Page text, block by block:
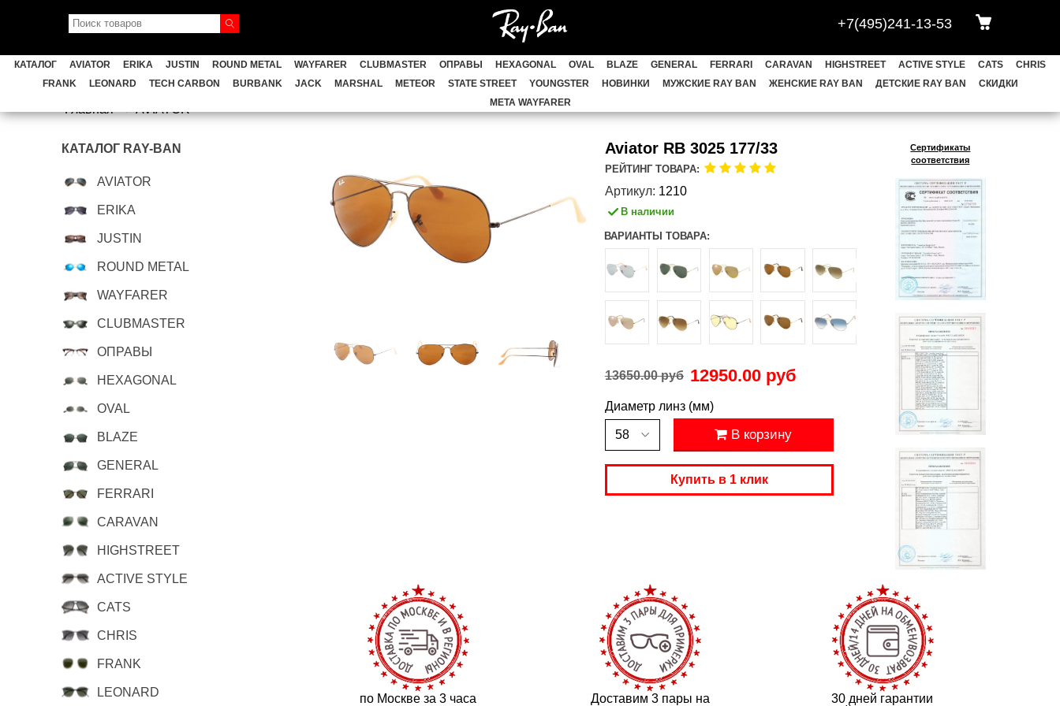
+7(495)241-13-53
КАТАЛОГ AVIATOR ERIKA JUSTIN ROUND METAL WAYFARER CLUBMASTER ОПРАВЫ HEXAGONAL OVAL BLAZE GENERAL FERRARI CARAVAN HIGHSTREET ACTIVE STYLE CATS
CHRIS
FRANK
LEONARD TECH CARBON BURBANK JACK MARSHAL METEOR STATE STREET YOUNGSTER НОВИНКИ МУЖСКИЕ RAY BAN ЖЕНСКИЕ RAY BAN ДЕТСКИЕ RAY BAN
СКИДКИ
META WAYFARER
AVIATOR ERIKA JUSTIN WAYFARER CLUBMASTER OVAL BLAZE
GENERAL FERRARI CARAVAN HIGHSTREET ACTIVE STYLE CATS CHRIS FRANK LEONARD
Детские Ray Ban СКИДКИ Meta Wayfarer
Главная AVIATOR
КАТАЛОГ RAY-BAN
AVIATOR
ERIKA
JUSTIN
ROUND METAL
WAYFARER
CLUBMASTER
ОПРАВЫ
HEXAGONAL
OVAL
BLAZE
GENERAL
FERRARI
CARAVAN
HIGHSTREET
ACTIVE STYLE
CATS
CHRIS
FRANK
LEONARD
Aviator RB 3025 177/33
РЕЙТИНГ ТОВАРА:
Артикул: 1210
В наличии
ВАРИАНТЫ ТОВАРА:
13650.00 руб 12950.00 руб
Диаметр линз (мм)
В корзину
Купить в 1 клик
Сертификаты
соответствия
по Москве за 3 часа
Доставим 3 пары на
30 дней гарантии